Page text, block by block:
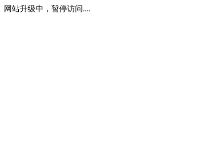
网站升级中，暂停访问....